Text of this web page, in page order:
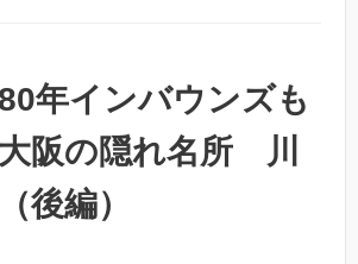
年インバウンズも
阪の隠れ名所 川
後編）